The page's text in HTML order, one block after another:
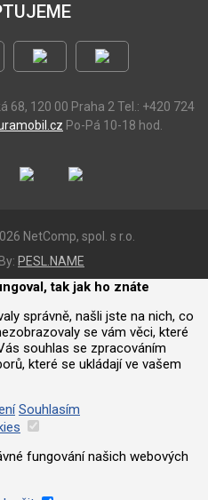
68, 120 00 Praha 2 Tel.: +420 724
Po-Pá 10-18 hod.
NetComp, spol. s r.o.
PESL.NAME
tak jak ho znáte
správně, našli jste na nich, co
se vám věci, které
souhlas se zpracováním
které se ukládají ve vašem
Souhlasím
fungování našich webových